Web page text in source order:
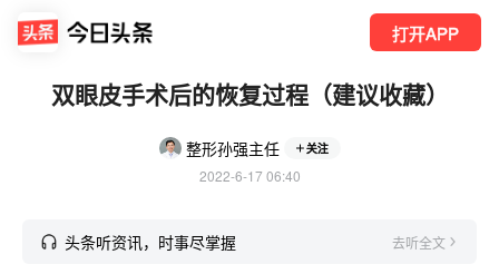
打开APP
双眼皮手术后的恢复过程（建议收藏）
整形孙强主任 关注
2022-6-17 06:40
头条听资讯，时事尽掌握 去听全文